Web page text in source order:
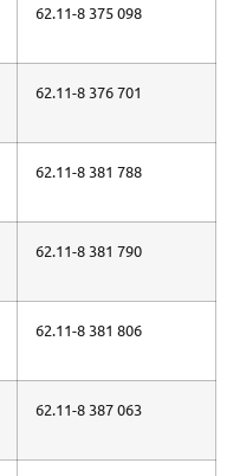
62.11-8 375 098
62.11-8 376 701
62.11-8 381 788
62.11-8 381 790
62.11-8 381 806
62.11-8 387 063